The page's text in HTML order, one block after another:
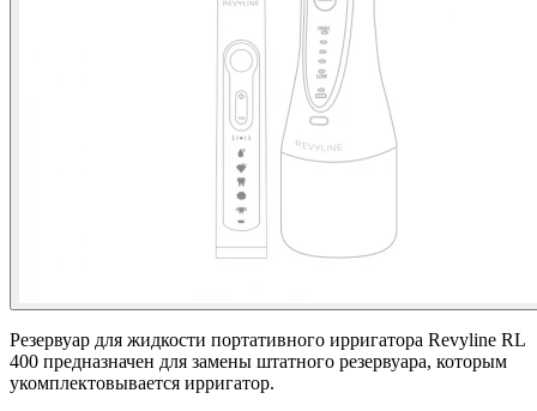
Резервуар для жидкости портативного ирригатора Revyline RL
400 предназначен для замены штатного резервуара, которым
укомплектовывается ирригатор.